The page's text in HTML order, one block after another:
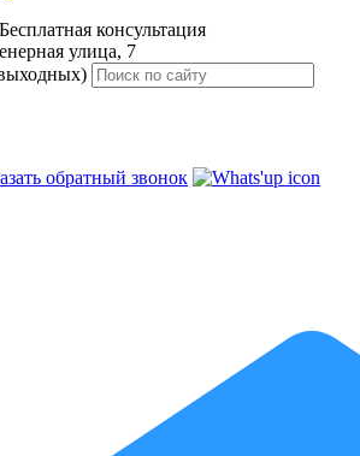
Бесплатная консультация
улица, 7
обратный звонок